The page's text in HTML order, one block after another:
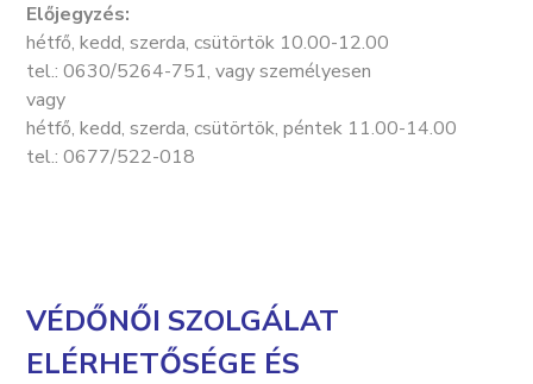
Előjegyzés:
hétfő, kedd, szerda, csütörtök 10.00-12.00
tel.: 0630/5264-751, vagy személyesen
vagy
hétfő, kedd, szerda, csütörtök, péntek 11.00-14.00
tel.: 0677/522-018
VÉDŐNŐI SZOLGÁLAT
ELÉRHETŐSÉGE ÉS